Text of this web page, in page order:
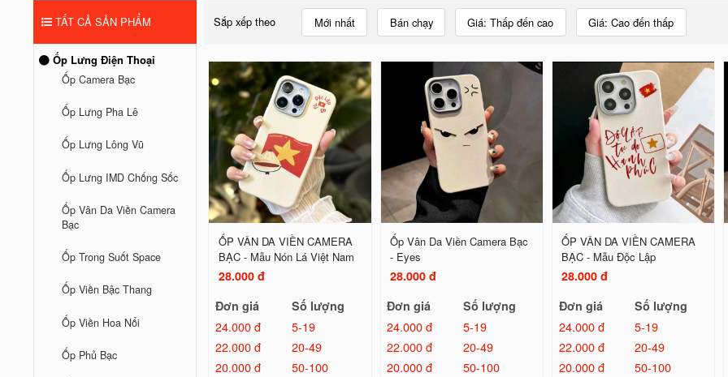
TẤT CẢ SẢN PHẨM
Ốp Lưng Điện Thoại
Ốp Camera Bạc
Ốp Lưng Pha Lê
Ốp Lưng Lông Vũ
Ốp Lưng IMD Chống Sốc
Ốp Vân Da Viền Camera
Bạc
Ốp Trong Suốt Space
Ốp Viền Bậc Thang
Ốp Viền Hoa Nổi
Ốp Phủ Bạc
Sắp xếp theo Mới nhất Bán chạy Giá: Thấp đến cao Giá: Cao đến thấp
ỐP VÂN DA VIỀN CAMERA
BẠC - Mẫu Nón Lá Việt Nam
28.000 đ
Đơn giá
Số lượng
24.000 đ
5-19
22.000 đ
20-49
20.000 đ
50-100
Ốp Vân Da Viền Camera Bạc
- Eyes
28.000 đ
Đơn giá
Số lượng
24.000 đ
5-19
22.000 đ
20-49
20.000 đ
50-100
ỐP VÂN DA VIỀN CAMERA
BẠC - Mẫu Độc Lập
28.000 đ
Đơn giá
Số lượng
24.000 đ
5-19
22.000 đ
20-49
20.000 đ
50-100